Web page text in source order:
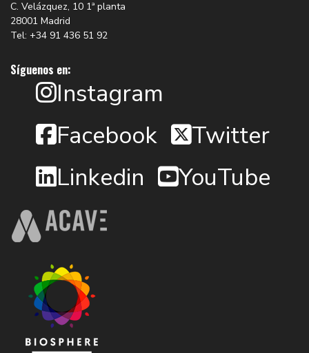
C. Velázquez, 10 1ª planta
28001 Madrid
Tel: +34 91 436 51 92
Síguenos en:
Instagram
Facebook
Twitter
Linkedin
YouTube